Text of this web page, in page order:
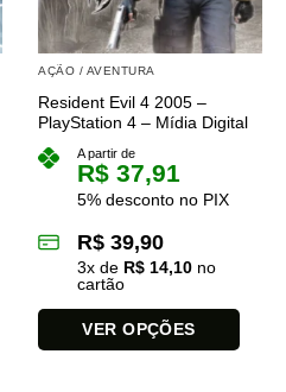
ser
escolhidas
do
produto
AÇÃO / AVENTURA
Resident Evil 4 2005 –
PlayStation 4 – Mídia Digital
A partir de
R$ 37,91
5% desconto no PIX
R$ 39,90
3x de R$ 14,10 no
cartão
VER OPÇÕES